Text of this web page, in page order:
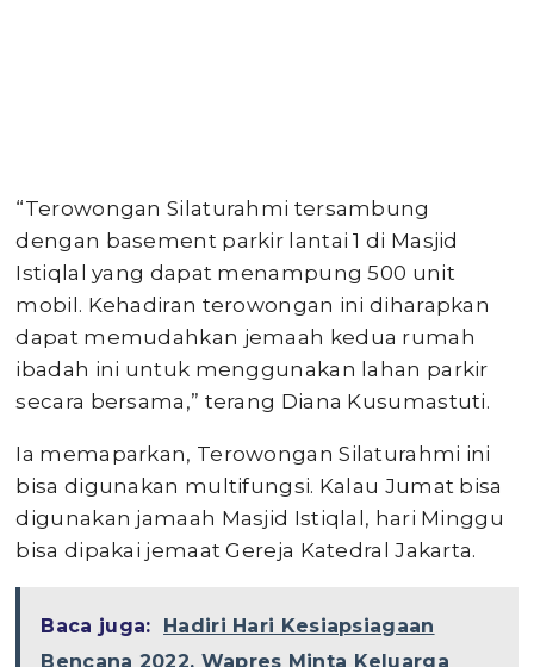
“Terowongan Silaturahmi tersambung
dengan basement parkir lantai 1 di Masjid
Istiqlal yang dapat menampung 500 unit
mobil. Kehadiran terowongan ini diharapkan
dapat memudahkan jemaah kedua rumah
ibadah ini untuk menggunakan lahan parkir
secara bersama,” terang Diana Kusumastuti.
Ia memaparkan, Terowongan Silaturahmi ini
bisa digunakan multifungsi. Kalau Jumat bisa
digunakan jamaah Masjid Istiqlal, hari Minggu
bisa dipakai jemaat Gereja Katedral Jakarta.
Baca juga:
Hadiri Hari Kesiapsiagaan
Bencana 2022, Wapres Minta Keluarga